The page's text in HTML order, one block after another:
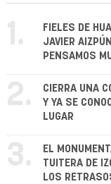
1.
FIELES DE
JAVIER
PENSAMOS
2.
CIERRA UNA
Y YA SE
LUGAR
3.
EL
TUITERA DE
LOS